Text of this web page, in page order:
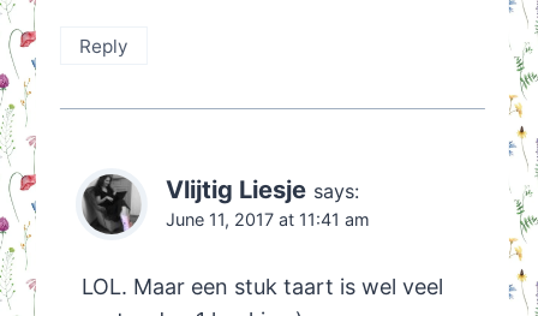
Reply
Vlijtig Liesje says:
June 11, 2017 at 11:41 am
LOL. Maar een stuk taart is wel veel